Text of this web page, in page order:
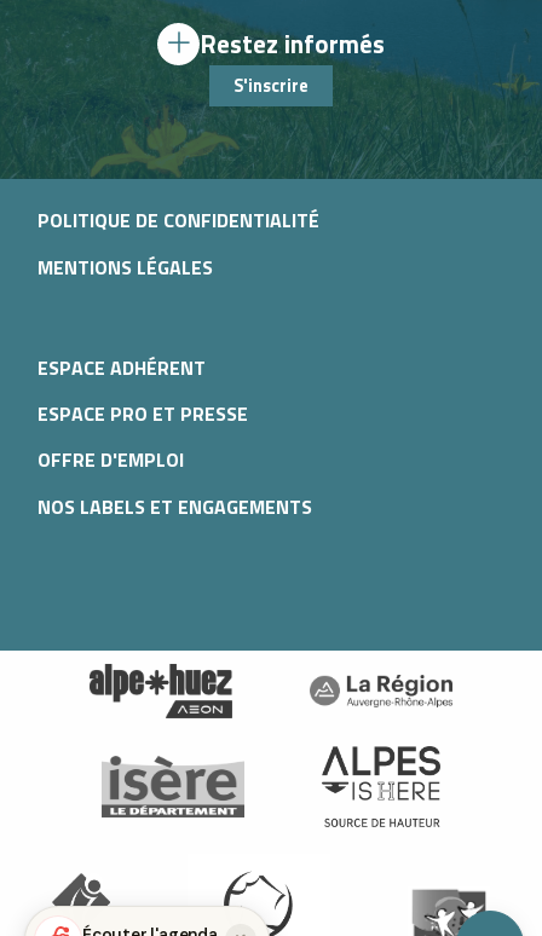
Description
Tarifs
Restez informés
S'inscrire
POLITIQUE DE CONFIDENTIALITÉ
MENTIONS LÉGALES
ESPACE ADHÉRENT
ESPACE PRO ET PRESSE
OFFRE D'EMPLOI
NOS LABELS ET ENGAGEMENTS